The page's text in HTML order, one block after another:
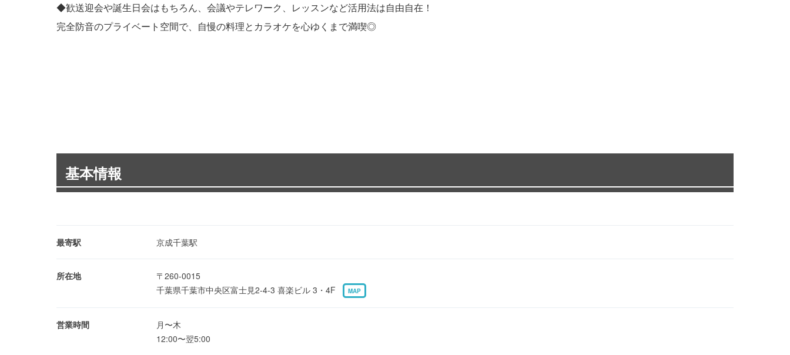
◆歓送迎会や誕生日会はもちろん、会議やテレワーク、レッスンなど活用法は自由自在！
完全防音のプライベート空間で、自慢の料理とカラオケを心ゆくまで満喫◎
基本情報
最寄駅 京成千葉駅
所在地
〒260-0015
千葉県千葉市中央区富士見2-4-3 喜楽ビル 3・4F
MAP
営業時間
月〜木
12:00〜翌5:00